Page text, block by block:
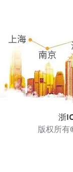
浙
版权所